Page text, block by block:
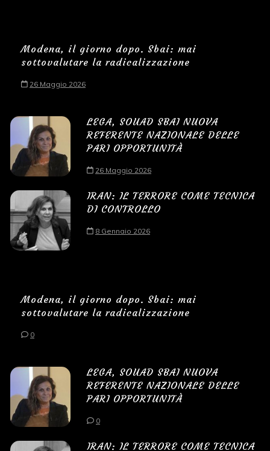
Modena, il giorno dopo. Sbai: mai
sottovalutare la radicalizzazione
26 Maggio 2026
LEGA, SOUAD SBAI NUOVA
REFERENTE NAZIONALE DELLE
PARI OPPORTUNITÀ
26 Maggio 2026
IRAN: IL TERRORE COME TECNICA
DI CONTROLLO
8 Gennaio 2026
Modena, il giorno dopo. Sbai: mai
sottovalutare la radicalizzazione
0
LEGA, SOUAD SBAI NUOVA
REFERENTE NAZIONALE DELLE
PARI OPPORTUNITÀ
0
IRAN: IL TERRORE COME TECNICA